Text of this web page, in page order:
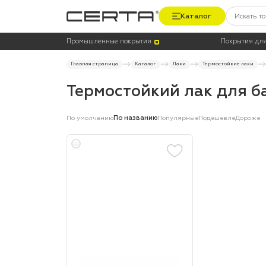
Каталог
Промышленные покрытия Покрытия
Главная страница Каталог Лаки Термостойкие лаки
Термостойкий лак для
Цвет
По умолчаниюПо названиюПопулярныеПодешевлеДороже